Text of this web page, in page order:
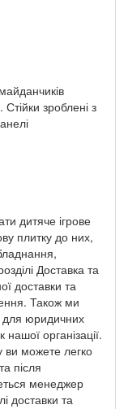
зроблені з
дитяче ігрове
плитку до них,
Доставка та
доставки та
Також ми
для юридичних
організації.
ви можете легко
після
менеджер
доставки та